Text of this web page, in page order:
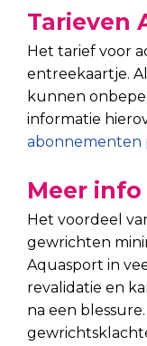
Tarieven
Het tarief voor
entreekaartje.
kunnen
informatie
abonnementen
Meer
Het voordeel
gewrichten
Aquasport in
revalidatie en
na een